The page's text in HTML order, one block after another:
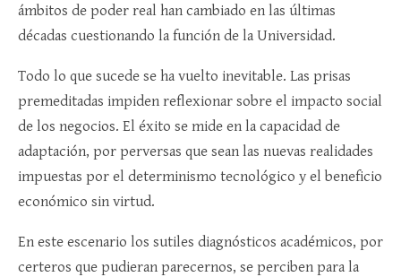
ámbitos de poder real han cambiado en las últimas
décadas cuestionando la función de la Universidad.
Todo lo que sucede se ha vuelto inevitable. Las prisas
premeditadas impiden reflexionar sobre el impacto social
de los negocios. El éxito se mide en la capacidad de
adaptación, por perversas que sean las nuevas realidades
impuestas por el determinismo tecnológico y el beneficio
económico sin virtud.
En este escenario los sutiles diagnósticos académicos, por
certeros que pudieran parecernos, se perciben para la